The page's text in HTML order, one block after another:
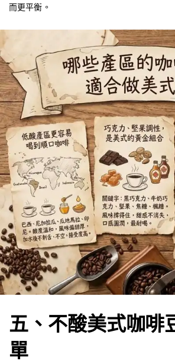
而更平衡。
五、不酸美式咖啡
單